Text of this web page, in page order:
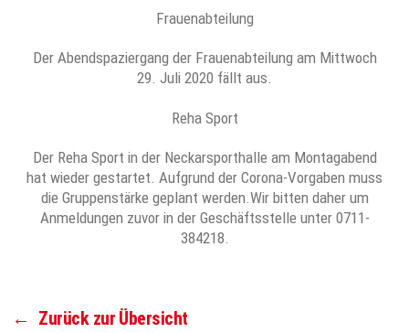
Frauenabteilung
Der Abendspaziergang der Frauenabteilung am Mittwoch
29. Juli 2020 fällt aus.
Reha Sport
Der Reha Sport in der Neckarsporthalle am Montagabend
hat wieder gestartet. Aufgrund der Corona-Vorgaben muss
die Gruppenstärke geplant werden.Wir bitten daher um
Anmeldungen zuvor in der Geschäftsstelle unter 0711-
384218.
← Zurück zur Übersicht